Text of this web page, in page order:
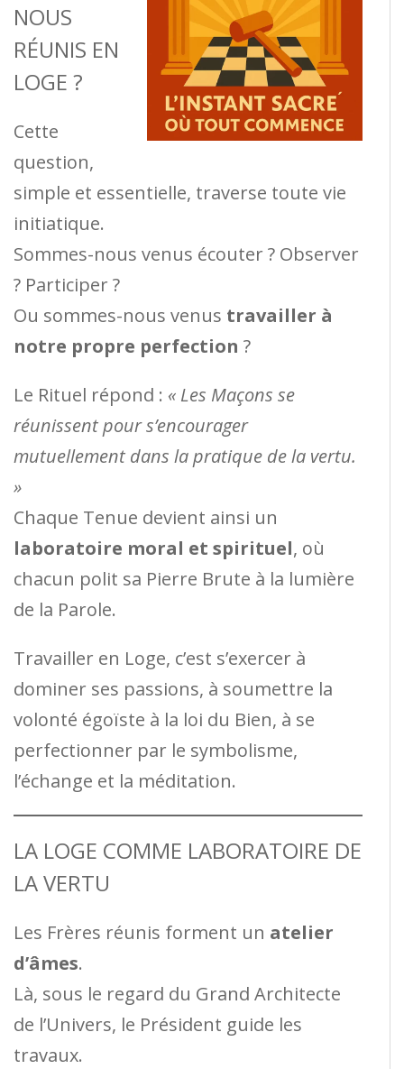
NOUS
RÉUNIS EN
LOGE ?
Cette
question,
simple et essentielle, traverse toute vie
initiatique.
Sommes-nous venus écouter ? Observer
? Participer ?
Ou sommes-nous venus travailler à
notre propre perfection ?
Le Rituel répond : « Les Maçons se
réunissent pour s’encourager
mutuellement dans la pratique de la vertu.
»
Chaque Tenue devient ainsi un
laboratoire moral et spirituel, où
chacun polit sa Pierre Brute à la lumière
de la Parole.
Travailler en Loge, c’est s’exercer à
dominer ses passions, à soumettre la
volonté égoïste à la loi du Bien, à se
perfectionner par le symbolisme,
l’échange et la méditation.
LA LOGE COMME LABORATOIRE DE
LA VERTU
Les Frères réunis forment un atelier
d’âmes.
Là, sous le regard du Grand Architecte
de l’Univers, le Président guide les
travaux.